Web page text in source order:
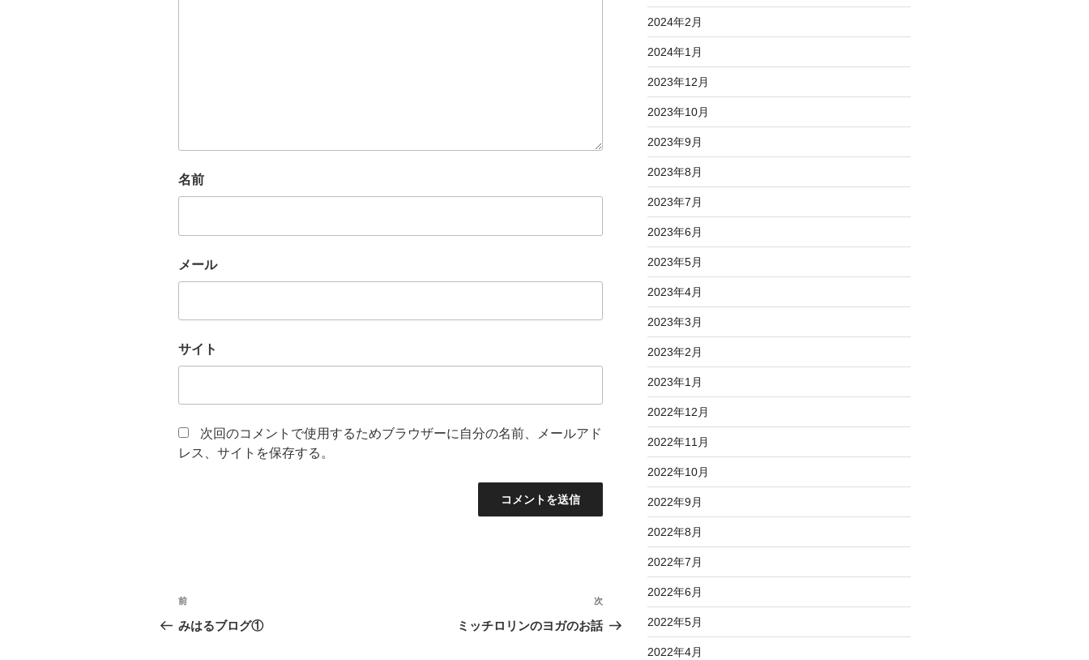
名前
メール
サイト
次回のコメントで使用するためブラウザーに自分の名前、メールアド
レス、サイトを保存する。
投
稿
前
の
前
みはるブログ①
次
の
次
ミッチロリンのヨガのお話
2024年2月
2024年1月
2023年12月
2023年10月
2023年9月
2023年8月
2023年7月
2023年6月
2023年5月
2023年4月
2023年3月
2023年2月
2023年1月
2022年12月
2022年11月
2022年10月
2022年9月
2022年8月
2022年7月
2022年6月
2022年5月
2022年4月